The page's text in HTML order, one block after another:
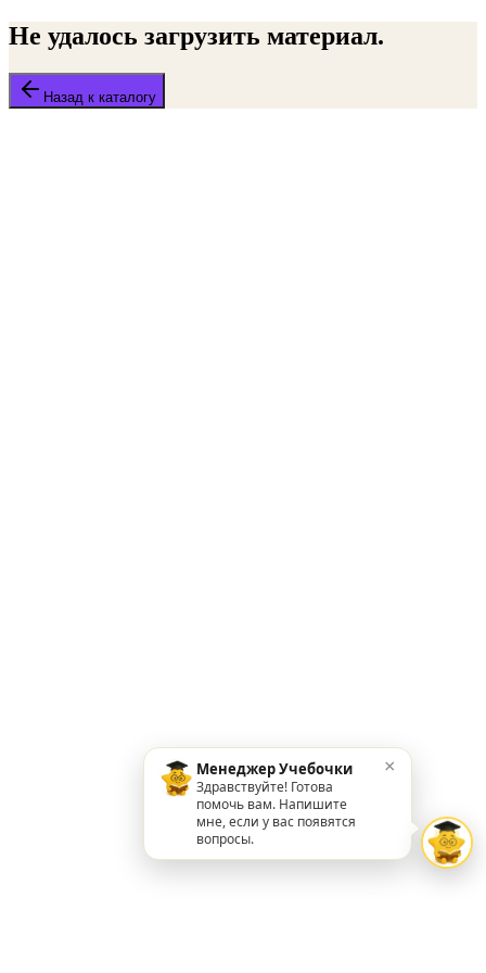
Не удалось загрузить материал.
Назад к каталогу
Менеджер Учебочки
Здравствуйте! Готова
помочь вам. Напишите
мне, если у вас появятся
вопросы.
×